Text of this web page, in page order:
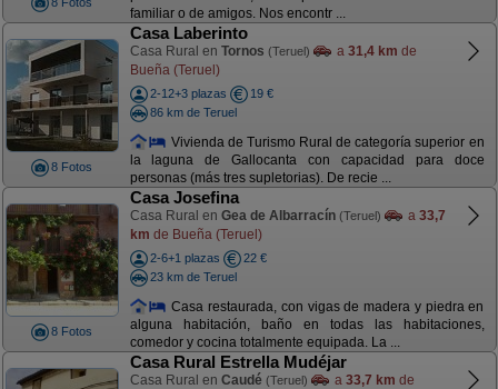
familiar o de amigos. Nos encontr ...
8 Fotos
Casa Laberinto
Casa Rural en Tornos (Teruel) a 31,4 km de
Bueña (Teruel)
2-12+3 plazas
19 €
86 km de Teruel
Vivienda de Turismo Rural de categoría superior en
la laguna de Gallocanta con capacidad para doce
personas (más tres supletorias). De recie ...
8 Fotos
Casa Josefina
Casa Rural en Gea de Albarracín (Teruel) a 33,7
km de Bueña (Teruel)
2-6+1 plazas
22 €
23 km de Teruel
Casa restaurada, con vigas de madera y piedra en
alguna habitación, baño en todas las habitaciones,
comedor y cocina totalmente equipada. La ...
Casa Rural Estrella Mudéjar
Casa Rural en Caudé (Teruel) a 33,7 km de